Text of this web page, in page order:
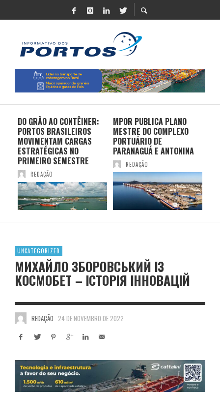
DO GRÃO AO CONTÊINER:
PORTOS BRASILEIROS
MOVIMENTAM CARGAS
ESTRATÉGICAS NO
PRIMEIRO SEMESTRE
REDAÇÃO
MPOR PUBLICA PLANO
MESTRE DO COMPLEXO
PORTUÁRIO DE
PARANAGUÁ E ANTONINA
REDAÇÃO
UNCATEGORIZED
МИХАЙЛО ЗБОРОВСЬКИЙ ІЗ
КОСМОБЕТ – ІСТОРІЯ ІННОВАЦІЙ
REDAÇÃO 24 DE NOVEMBRO DE 2022